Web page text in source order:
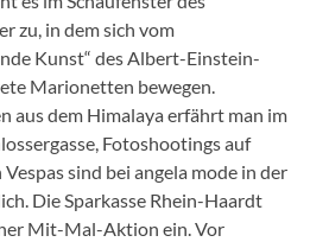
zu, in dem sich vom
Kunst“ des Albert-Einstein-
Marionetten bewegen.
aus dem Himalaya erfährt man im
Fotoshootings auf
sind bei angela mode in der
Die Sparkasse Rhein-Haardt
Mit-Mal-Aktion ein. Vor